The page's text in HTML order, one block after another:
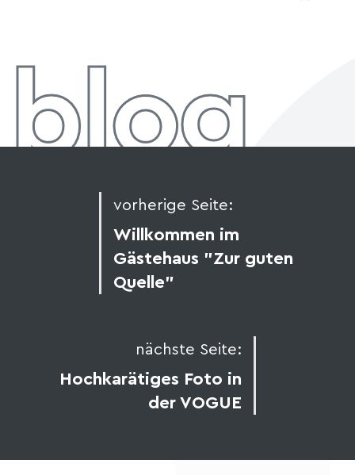
blog
vorherige Seite:
Willkommen im
Gästehaus "Zur guten
Quelle"
nächste Seite:
Hochkarätiges Foto in
der VOGUE